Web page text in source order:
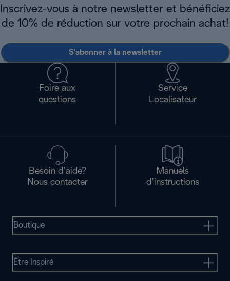
Inscrivez-vous à notre newsletter et bénéficiez
de 10% de réduction sur votre prochain achat!
S'abonner à la newsletter
Foire aux
questions
Service
Localisateur
Besoin d’aide?
Nous contacter
Manuels
d’instructions
Boutique
Être Inspiré